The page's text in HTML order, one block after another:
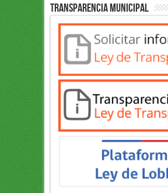
Transparencia Municipal